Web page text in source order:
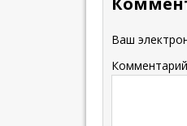
Ваш
Комментарий